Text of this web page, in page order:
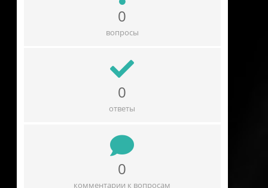
0
вопросы
0
ответы
0
комментарии к вопросам